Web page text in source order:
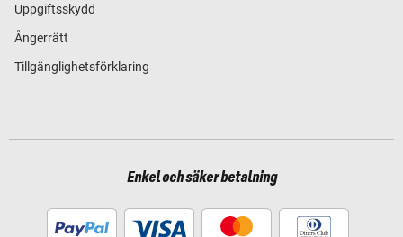
Uppgiftsskydd
Ångerrätt
Tillgänglighetsförklaring
Enkel och säker betalning